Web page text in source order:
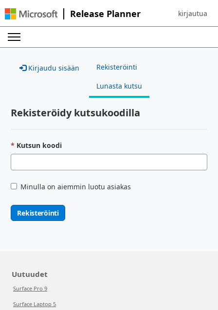
Release Planner Sign in to
kirjautua
Kirjaudu sisään Rekisteröinti
Lunasta kutsu
Rekisteröidy kutsukoodilla
Kutsun koodi
Minulla on aiemmin luotu asiakas
Rekisteröinti
Uutuudet
Surface Pro 9
Surface Laptop 5